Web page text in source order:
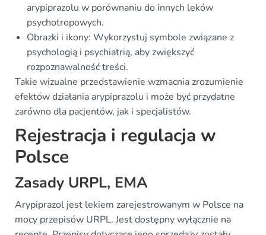
arypiprazolu w porównaniu do innych leków
psychotropowych.
Obrazki i ikony: Wykorzystuj symbole związane z
psychologią i psychiatrią, aby zwiększyć
rozpoznawalność treści.
Takie wizualne przedstawienie wzmacnia zrozumienie
efektów działania arypiprazolu i może być przydatne
zarówno dla pacjentów, jak i specjalistów.
Rejestracja i regulacja w
Polsce
Zasady URPL, EMA
Arypiprazol jest lekiem zarejestrowanym w Polsce na
mocy przepisów URPL. Jest dostępny wyłącznie na